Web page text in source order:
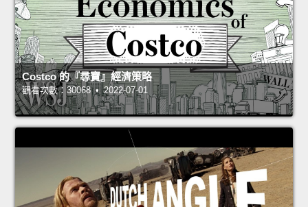
Costco 的『尋寶』經濟策略
觀看次數：30068 • 2022-07-01